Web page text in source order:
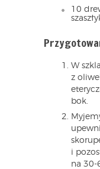
10
W
z
bok.
i
na 30-